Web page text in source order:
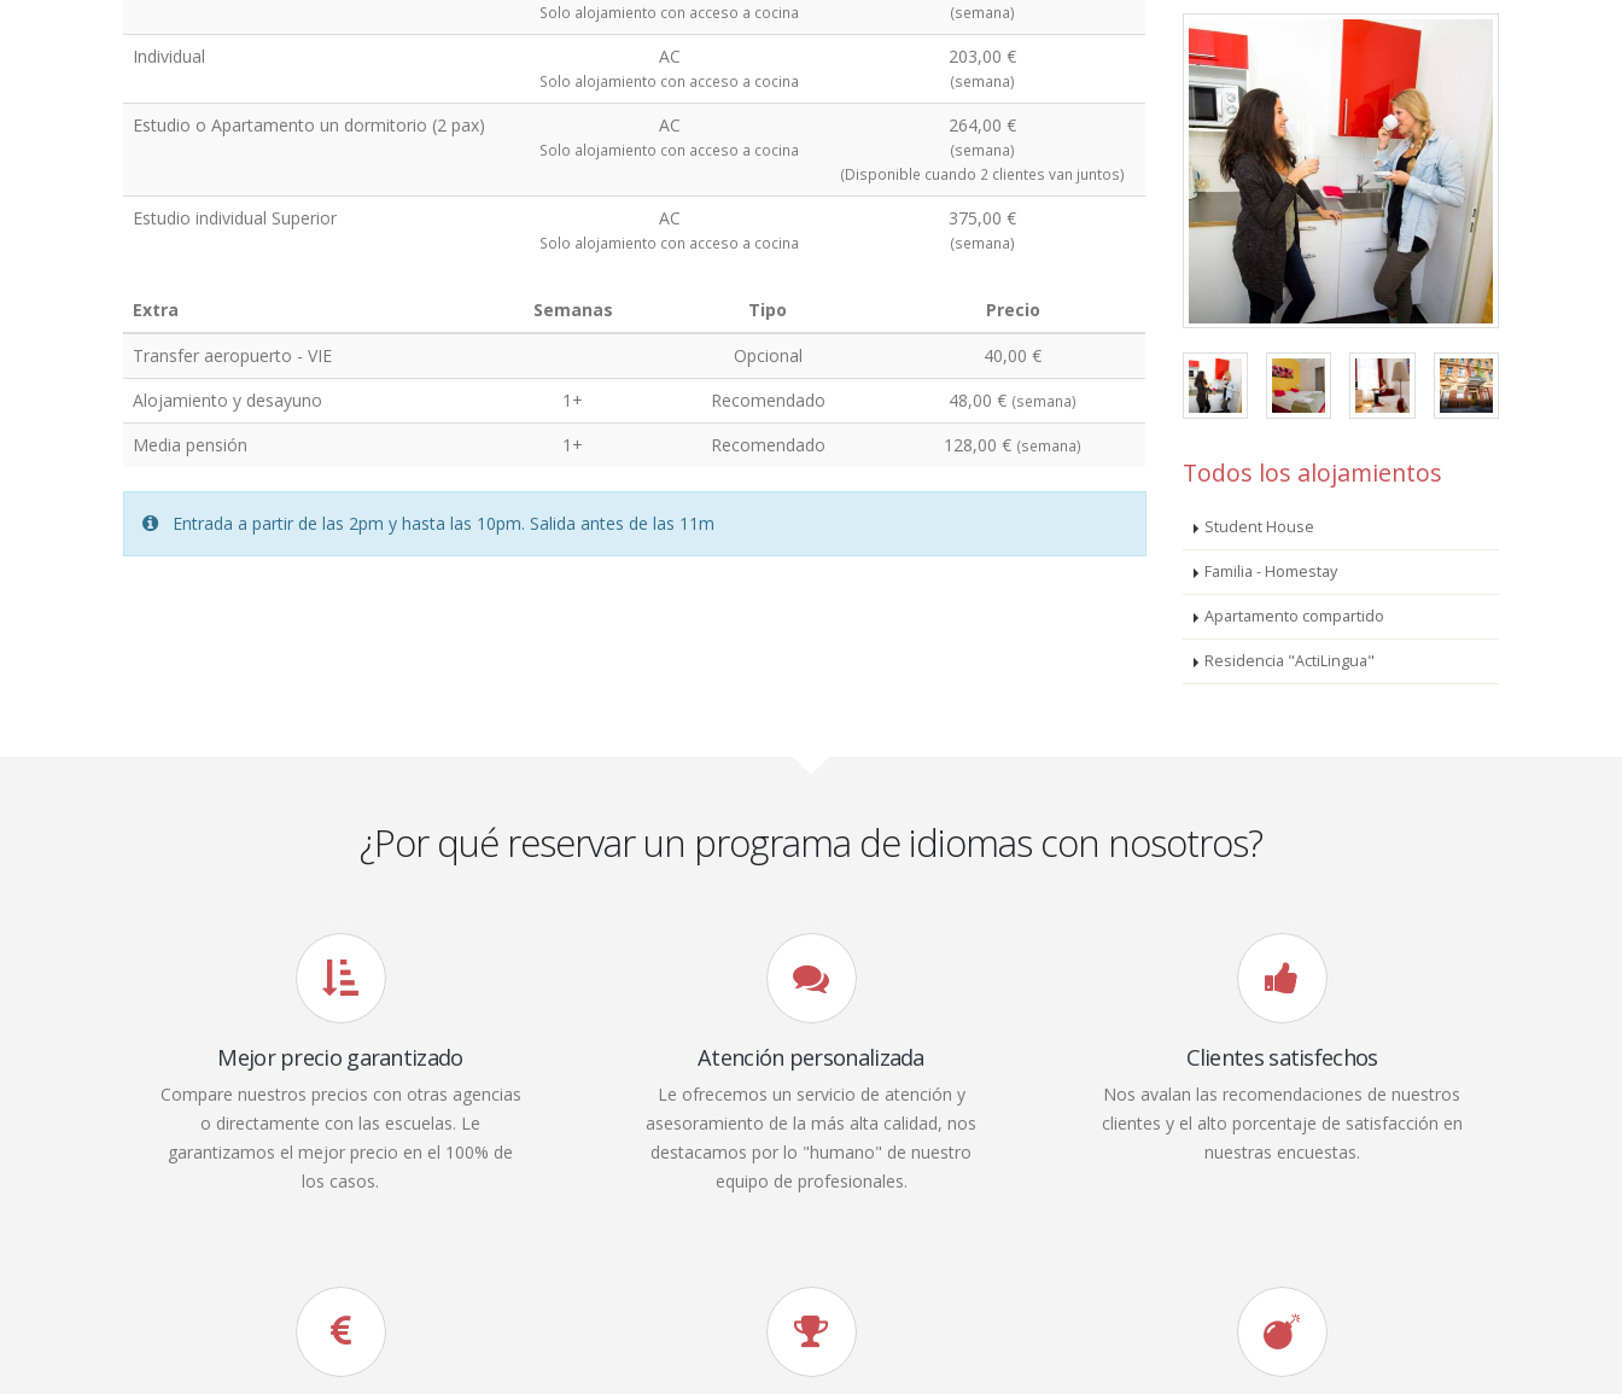
Solo alojamiento con acceso a cocina (semana)
Individual AC
Solo alojamiento con acceso a cocina
203,00 €
(semana)
Estudio o Apartamento un dormitorio (2 pax) AC
Solo alojamiento con acceso a cocina
264,00 €
(semana)
(Disponible cuando 2 clientes van juntos)
Estudio individual Superior AC
Solo alojamiento con acceso a cocina
375,00 €
(semana)
Extra Semanas Tipo
Precio
Transfer aeropuerto - VIE
Opcional
40,00 €
Alojamiento y desayuno
1+ Recomendado 48,00 € (semana)
Media pensión 1+ Recomendado 128,00 € (semana)
Entrada a partir de las 2pm y hasta las 10pm. Salida antes de las 11m
Todos los alojamientos
Student House
Familia - Homestay
Apartamento compartido
Residencia "ActiLingua"
¿Por qué reservar un programa de idiomas con nosotros?
Mejor precio garantizado
Compare nuestros precios con otras agencias
o directamente con las escuelas. Le
garantizamos el mejor precio en el 100% de
los casos.
Atención personalizada
Le ofrecemos un servicio de atención y
asesoramiento de la más alta calidad, nos
destacamos por lo "humano" de nuestro
equipo de profesionales.
Clientes satisfechos
Nos avalan las recomendaciones de nuestros
clientes y el alto porcentaje de satisfacción en
nuestras encuestas.